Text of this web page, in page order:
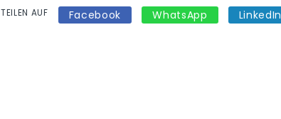
TEILEN AUF Facebook WhatsApp LinkedIn